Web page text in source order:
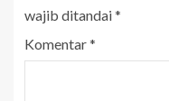
wajib ditandai*
Komentar*